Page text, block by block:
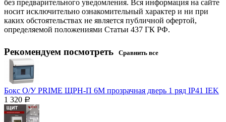
без предварительного уведомления. Вся информация на сайте
носит исключительно ознакомительный характер и ни при
каких обстоятельствах не является публичной офертой,
определяемой положениями Статьи 437 ГК РФ.
Рекомендуем посмотреть Сравнить все
Бокс О/У PRIME ЩРН-П 6М прозрачная дверь 1 ряд IP41 IEK
1 320 Р